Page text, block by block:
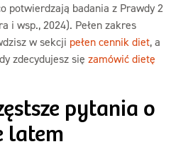
potwierdzają badania z Prawdy 2
i wsp., 2024). Pełen zakres
w sekcji pełen cennik diet, a
zdecydujesz się zamówić dietę
pytania o
latem